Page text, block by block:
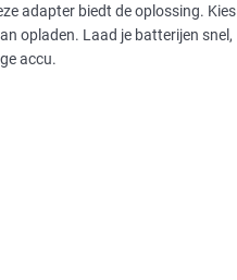
adapter biedt de oplossing. Kies
opladen. Laad je batterijen snel,
accu.